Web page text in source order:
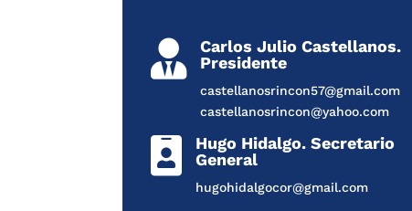

Carlos Julio Castellanos.
Presidente
castellanosrincon57@gmail.com
castellanosrincon@yahoo.com

Hugo Hidalgo. Secretario
General
hugohidalgocor@gmail.com